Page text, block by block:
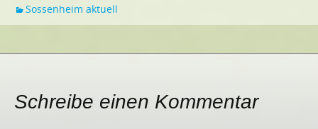
Sossenheim aktuell
Schreibe einen Kommentar